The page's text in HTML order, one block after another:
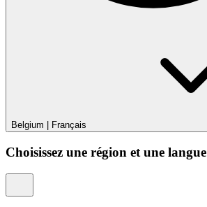
Belgium Français
Choisissez une région et une langue